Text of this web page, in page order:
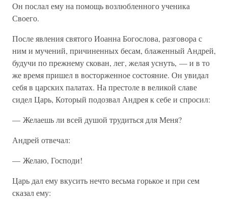
Он послал ему на помощь возлюбленного ученика
Своего.
После явления святого Иоанна Богослова, разговора с
ним и мучений, причиненных бесам, блаженный Андрей,
будучи по прежнему скован, лег, желая уснуть, — и в то
же время пришел в восторженное состояние. Он увидал
себя в царских палатах. На престоле в великой славе
сидел Царь, Который подозвал Андрея к себе и спросил:
— Желаешь ли всей душой трудиться для Меня?
Андрей отвечал:
— Желаю, Господи!
Царь дал ему вкусить нечто весьма горькое и при сем
сказал ему: